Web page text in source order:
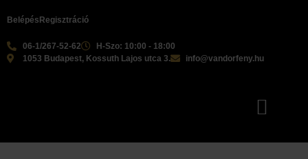
06-1/267-52-62
H-Szo: 10:00 - 18:00
1053 Budapest, Kossuth Lajos utca 3.
info@vandorfeny.hu
Belépés Regisztráció